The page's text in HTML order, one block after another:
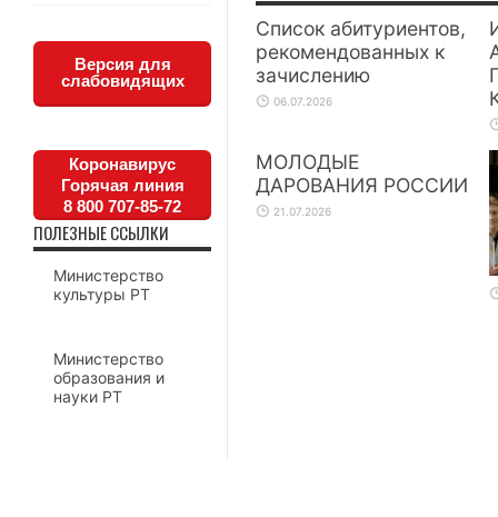
Список абитуриентов,
рекомендованных к
зачислению
06.07.2026
МОЛОДЫЕ
ДАРОВАНИЯ РОССИИ
21.07.2026
Версия для
слабовидящих
Коронавирус
Горячая линия
8 800 707-85-72
ПОЛЕЗНЫЕ ССЫЛКИ
Министерство
культуры РТ
Министерство
образования и
науки РТ